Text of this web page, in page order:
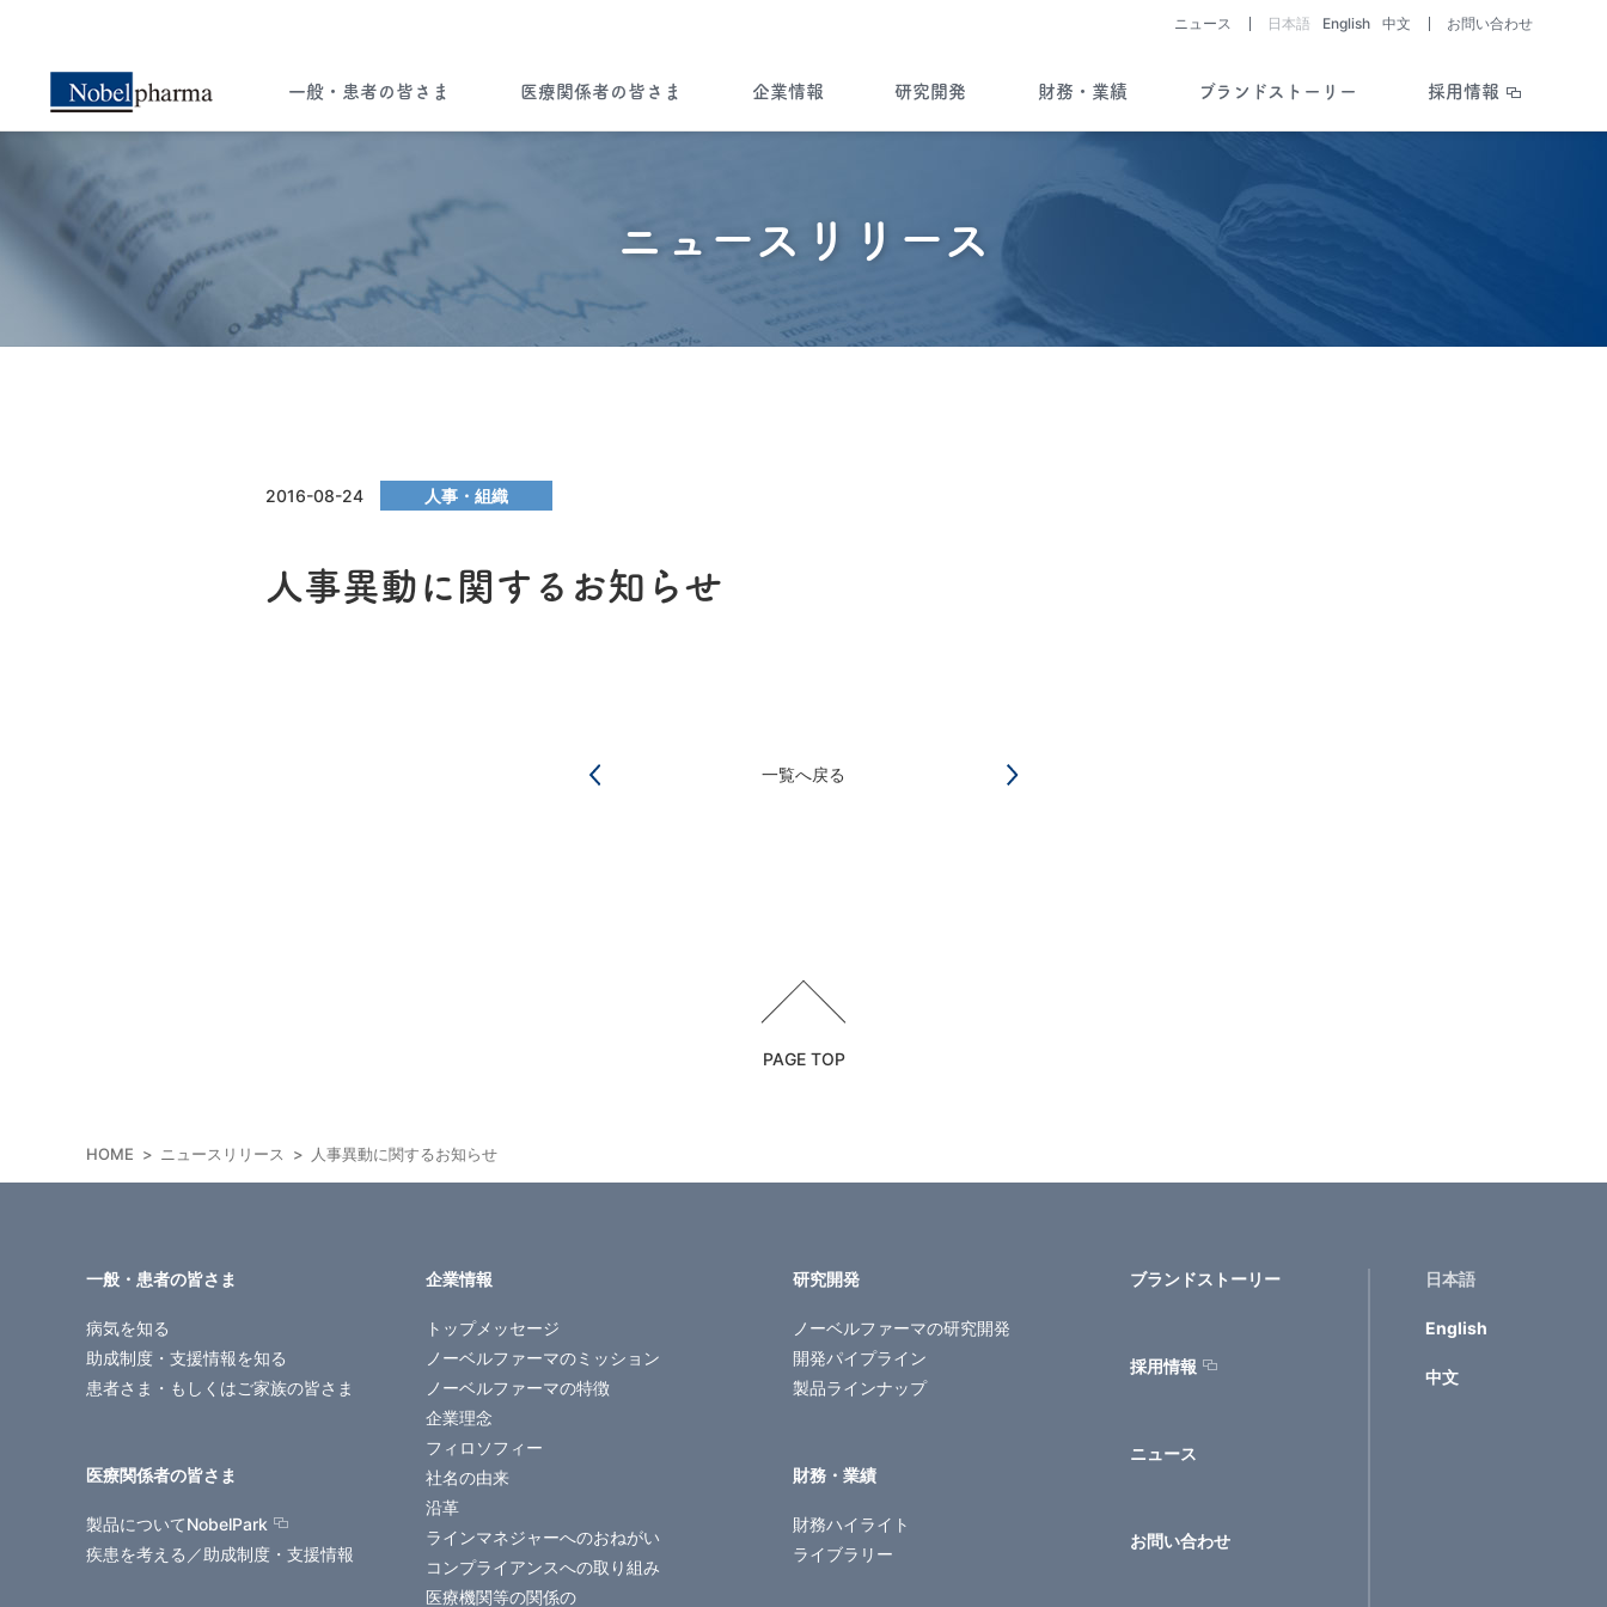
一般・患者の皆さま
一般・患者の皆さま
中心の医療）実現のため 病気に関する
病気を知る
医療関係者の皆さま
医療関係者の皆さま
企業情報 研究開発
ノーベルファーマの研究開発
財務・業績
財務ハイライト
ブランドストーリー
ブランドストーリー
”一灯”トップ
採用情報
ニュース 日本語 English 中文 お問い合わせ
ニュースリリース
2016-08-24 人事・組織
人事異動に関するお知らせ
一覧へ戻る
PAGE TOP
HOME ニュースリリース 人事異動に関するお知らせ
一般・患者の皆さま
病気を知る
助成制度・支援情報を知る
患者さま・もしくはご家族の皆さま
医療関係者の皆さま
製品についてNobelPark
疾患を考える／助成制度・支援情報
企業情報
トップメッセージ
ノーベルファーマのミッション
ノーベルファーマの特徴
企業理念
フィロソフィー
社名の由来
沿革
ラインマネジャーへのおねがい
コンプライアンスへの取り組み
医療機関等の関係の
研究開発
ノーベルファーマの研究開発
開発パイプライン
製品ラインナップ
財務・業績
財務ハイライト
ライブラリー
ブランドストーリー
採用情報
ニュース
お問い合わせ
日本語
English
中文